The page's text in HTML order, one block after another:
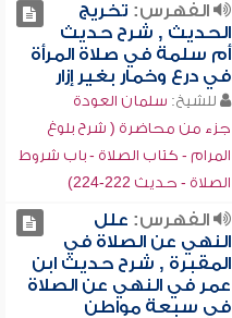
الفهرس: تخريج
الحديث , شرح حديث
أم سلمة في صلاة المرأة
في درع وخمار بغير إزار
للشيخ: سلمان العودة
جزء من محاضرة ( شرح بلوغ
المرام - كتاب الصلاة - باب شروط
الصلاة - حديث 222-224)
الفهرس: علل
النهي عن الصلاة في
المقبرة , شرح حديث ابن
عمر في النهي عن الصلاة
في سبعة مواطن